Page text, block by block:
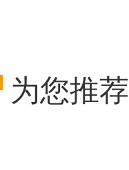
为您推荐